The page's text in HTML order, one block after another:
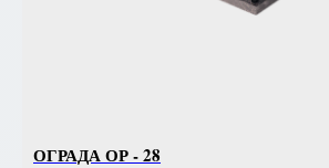
ОГРАДА ОР - 28